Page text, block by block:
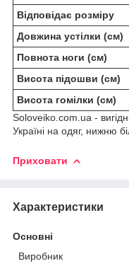
Відповідає розміру
Довжина устілки (см)
Повнота ноги (см)
Висота підошви (см)
Висота гомілки (см)
Soloveiko.com.ua -
Україні на одяг, нижню
Приховати
Характеристики
Основні
Виробник